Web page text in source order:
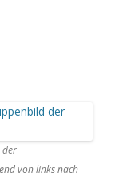
der
von links nach